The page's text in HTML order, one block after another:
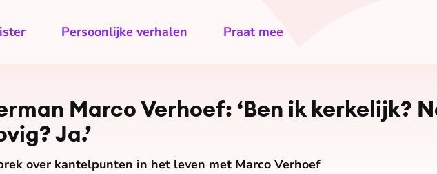
Persoonlijke verhalen Praat mee
Marco Verhoef: ‘Ben ik kerkelijk?
Ja.’
over kantelpunten in het leven met Marco Verhoef